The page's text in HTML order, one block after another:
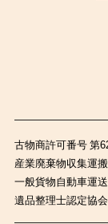
古物商許可番号 第
産業廃棄物収集運
一般貨物自動車運
遺品整理士認定協